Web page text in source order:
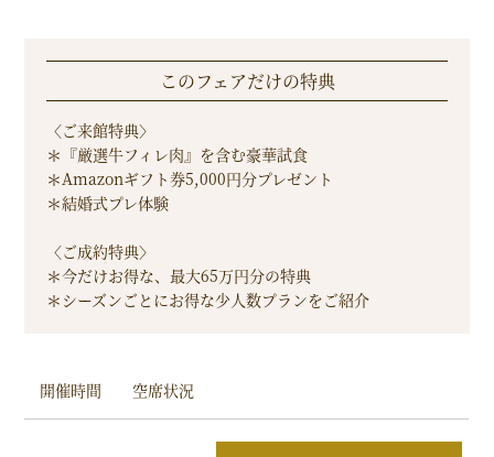
このフェアだけの特典
〈ご来館特典〉
＊『厳選牛フィレ肉』を含む豪華試食
＊Amazonギフト券5,000円分プレゼント
＊結婚式プレ体験
〈ご成約特典〉
＊今だけお得な、最大65万円分の特典
＊シーズンごとにお得な少人数プランをご紹介
開催時間 空席状況